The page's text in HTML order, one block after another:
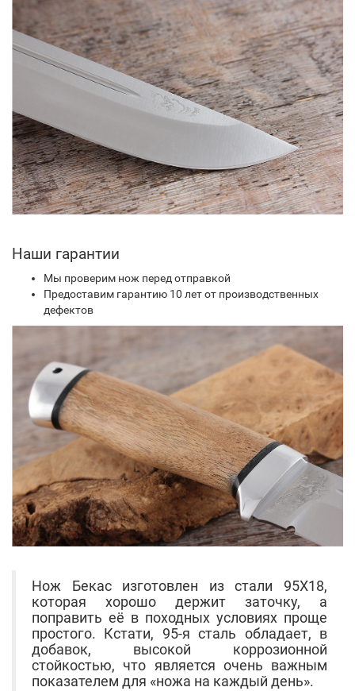
Наши гарантии
Мы проверим нож перед отправкой
Предоставим гарантию 10 лет от производственных
дефектов
Нож Бекас изготовлен из стали 95Х18,
которая хорошо держит заточку, а
поправить её в походных условиях проще
простого. Кстати, 95-я сталь обладает, в
добавок, высокой коррозионной
стойкостью, что является очень важным
показателем для «ножа на каждый день».